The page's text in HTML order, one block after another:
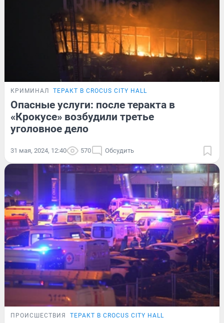
КРИМИНАЛ ТЕРАКТ В CROCUS CITY HALL
Опасные услуги: после теракта в
«Крокусе» возбудили третье
уголовное дело
31 мая, 2024, 12:40 570 Обсудить
ПРОИСШЕСТВИЯ ТЕРАКТ В CROCUS CITY HALL